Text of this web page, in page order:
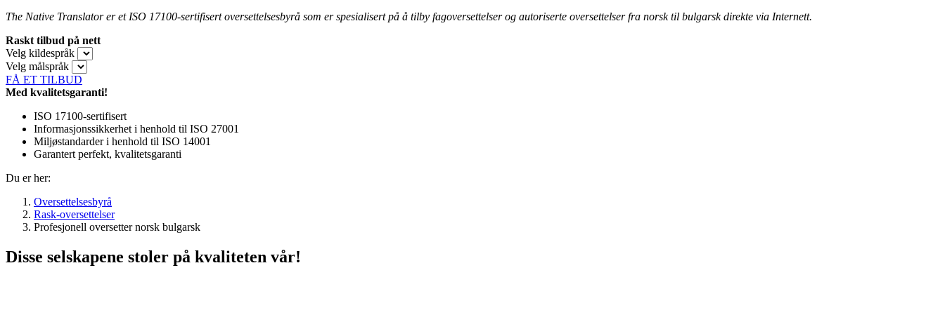
The Native Translator er et ISO 17100-sertifisert oversettelsesbyrå som er spesialisert på å tilby fagoversettelser og autoriserte oversettelser fra norsk til bulgarsk direkte via Internett.
Raskt tilbud på nett
Velg kildespråk
Velg målspråk
FÅ ET TILBUD
Med kvalitetsgaranti!
ISO 17100-sertifisert
Informasjonssikkerhet i henhold til ISO 27001
Miljøstandarder i henhold til ISO 14001
Garantert perfekt, kvalitetsgaranti
Du er her:
Oversettelsesbyrå
Rask-oversettelser
Profesjonell oversetter norsk bulgarsk
Disse selskapene stoler på kvaliteten vår!